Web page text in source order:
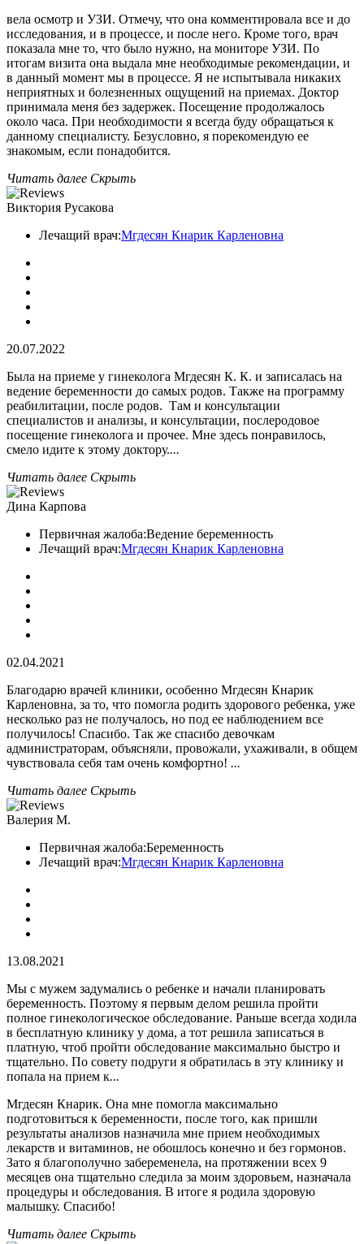
вела осмотр и УЗИ. Отмечу, что она комментировала все и до
исследования, и в процессе, и после него. Кроме того, врач
показала мне то, что было нужно, на мониторе УЗИ. По
итогам визита она выдала мне необходимые рекомендации, и
в данный момент мы в процессе. Я не испытывала никаких
неприятных и болезненных ощущений на приемах. Доктор
принимала меня без задержек. Посещение продолжалось
около часа. При необходимости я всегда буду обращаться к
данному специалисту. Безусловно, я порекомендую ее
знакомым, если понадобится.
Читать далее Скрыть
Виктория Русакова
Лечащий врач:Мгдесян Кнарик Карленовна
20.07.2022
Была на приеме у гинеколога Мгдесян К. К. и записалась на
ведение беременности до самых родов. Также на программу
реабилитации, после родов. Там и консультации
специалистов и анализы, и консультации, послеродовое
посещение гинеколога и прочее. Мне здесь понравилось,
смело идите к этому доктору....
Читать далее Скрыть
Дина Карпова
Первичная жалоба:Ведение беременность
Лечащий врач:Мгдесян Кнарик Карленовна
02.04.2021
Благодарю врачей клиники, особенно Мгдесян Кнарик
Карленовна, за то, что помогла родить здорового ребенка, уже
несколько раз не получалось, но под ее наблюдением все
получилось! Спасибо. Так же спасибо девочкам
администраторам, объясняли, провожали, ухаживали, в общем
чувствовала себя там очень комфортно! ...
Читать далее Скрыть
Валерия М.
Первичная жалоба:Беременность
Лечащий врач:Мгдесян Кнарик Карленовна
13.08.2021
Мы с мужем задумались о ребенке и начали планировать
беременность. Поэтому я первым делом решила пройти
полное гинекологическое обследование. Раньше всегда ходила
в бесплатную клинику у дома, а тот решила записаться в
платную, чтоб пройти обследование максимально быстро и
тщательно. По совету подруги я обратилась в эту клинику и
попала на прием к...
Мгдесян Кнарик. Она мне помогла максимально
подготовиться к беременности, после того, как пришли
результаты анализов назначила мне прием необходимых
лекарств и витаминов, не обошлось конечно и без гормонов.
Зато я благополучно забеременела, на протяжении всех 9
месяцев она тщательно следила за моим здоровьем, назначала
процедуры и обследования. В итоге я родила здоровую
малышку. Спасибо!
Читать далее Скрыть